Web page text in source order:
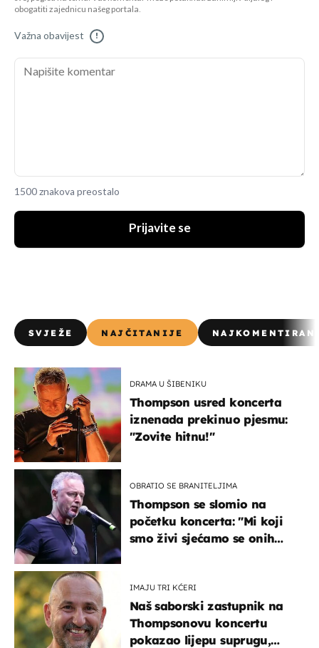
obogatiti zajednicu našeg portala.
Važna obavijest !
1500 znakova preostalo
Prijavite se
SVJEŽE NAJČITANIJE
DRAMA U ŠIBENIKU
Thompson usred koncerta
iznenada prekinuo pjesmu:
"Zovite hitnu!"
OBRATIO SE BRANITELJIMA
Thompson se slomio na
početku koncerta: "Mi koji
smo živi sjećamo se onih
IMAJU TRI KĆERI
Naš saborski zastupnik na
Thompsonovu koncertu
pokazao lijepu suprugu,